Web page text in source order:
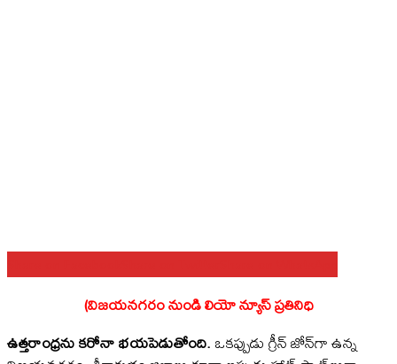
(విజయనగరం నుండి లియో న్యూస్ ప్రతినిధి
ఉత్తరాంధ్రను కరోనా భయపెడుతోంది.ఒకప్పుడు గ్రీన్ జోన్‌గా ఉన్న